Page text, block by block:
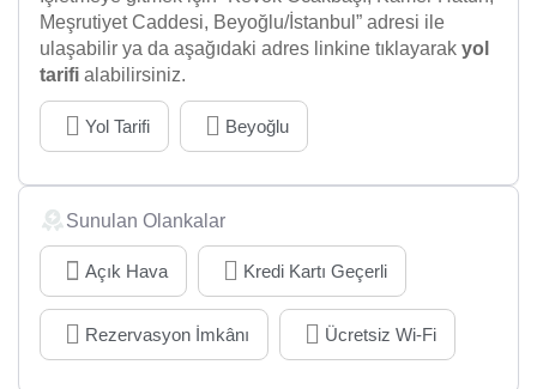
Meşrutiyet Caddesi, Beyoğlu/İstanbul” adresi ile
ulaşabilir ya da aşağıdaki adres linkine tıklayarak yol
tarifi alabilirsiniz.
Yol Tarifi Beyoğlu
Sunulan Olankalar
Açık Hava Kredi Kartı Geçerli
Rezervasyon İmkânı Ücretsiz Wi-Fi